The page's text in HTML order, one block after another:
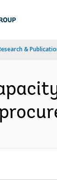
&